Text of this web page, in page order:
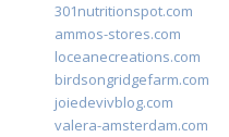
301nutritionspot.com
ammos-stores.com
loceanecreations.com
birdsongridgefarm.com
joiedevivblog.com
valera-amsterdam.com